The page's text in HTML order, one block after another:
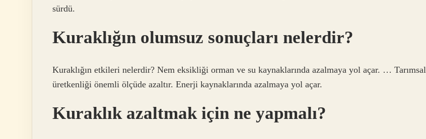
sürdü.
Kuraklığın olumsuz sonuçları nelerdir?
Kuraklığın etkileri nelerdir? Nem eksikliği orman ve su kaynaklarında azalmaya yol açar. … Tarımsal
üretkenliği önemli ölçüde azaltır. Enerji kaynaklarında azalmaya yol açar.
Kuraklık azaltmak için ne yapmalı?